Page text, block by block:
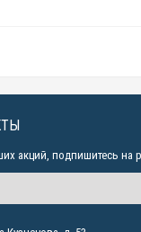
акций, подпишитесь на